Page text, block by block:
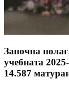
Започна
учебната
14.587